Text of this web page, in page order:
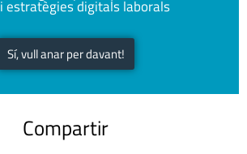
estratègies digitals laborals
Sí, vull anar per davant!
Compartir